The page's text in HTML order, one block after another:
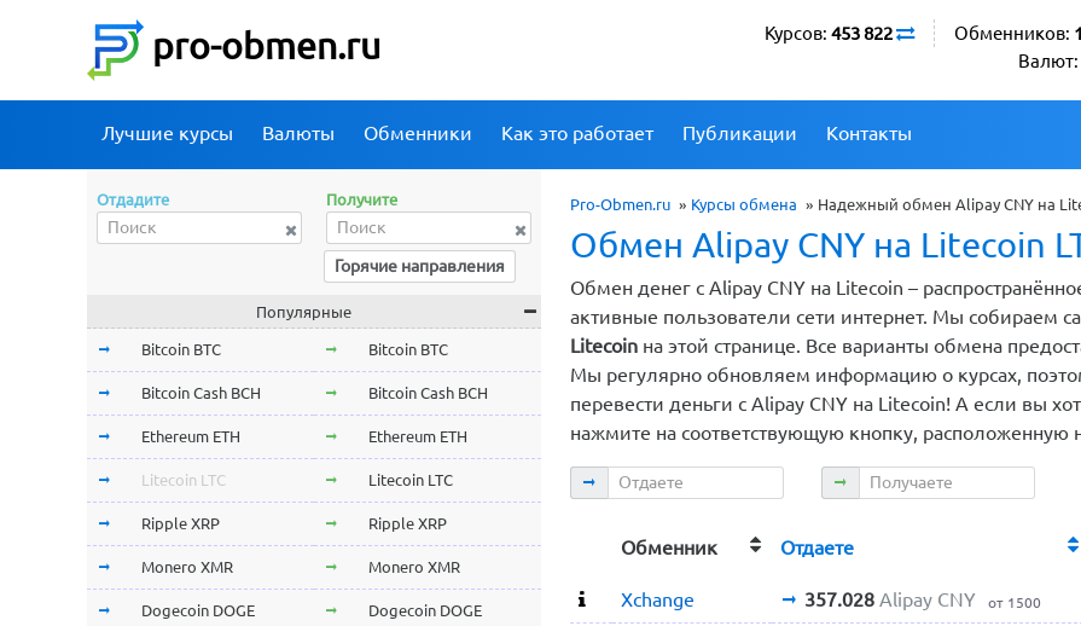
pro-obmen.ru Обменников:
Валют:
Курсов: 453 822
Лучшие курсы Валюты Обменники Как это работает Публикации Контакты
Pro-Obmen.ru » Курсы обмена » Надежный обмен Alipay CNY на
Обмен Alipay CNY на Litecoin
Обмен денег с Alipay CNY на Litecoin –
активные пользователи сети интернет. Мы собираем
Litecoin на этой странице. Все варианты обмена
Мы регулярно обновляем информацию о курсах,
перевести деньги с Alipay CNY на Litecoin! А если вы
нажмите на соответствующую кнопку, расположенную
Отдаете Получаете
Обменник Отдаете
Xchange 357.028 Alipay CNY от 1500
Отдадите Получите
Горячие направления
Популярные
Bitcoin BTC Bitcoin BTC
Bitcoin Cash BCH Bitcoin Cash BCH
Ethereum ETH Ethereum ETH
Litecoin LTC Litecoin LTC
Ripple XRP Ripple XRP
Monero XMR Monero XMR
Dogecoin DOGE Dogecoin DOGE